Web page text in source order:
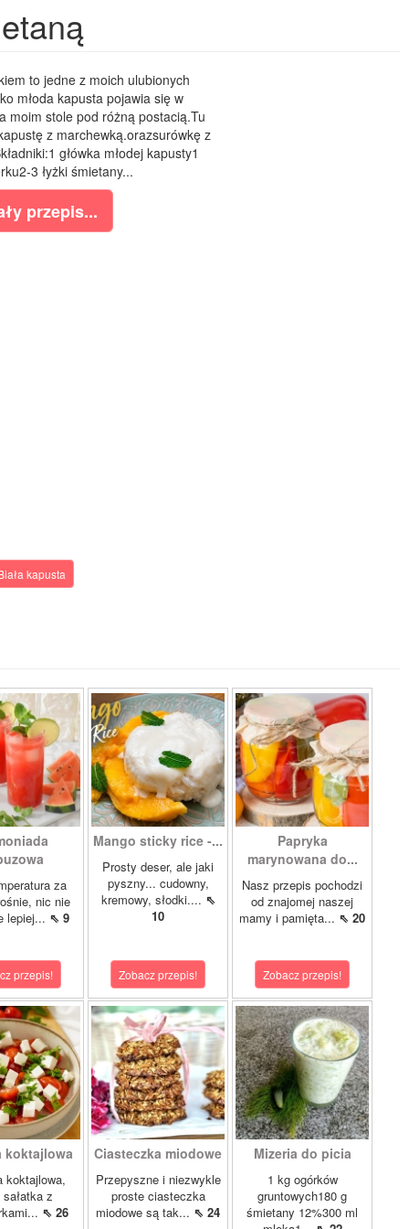
to jedne z moich ulubionych
młoda kapusta pojawia się w
moim stole pod różną postacią.Tu
z marchewką.orazsurówkę z
główka młodej kapusty1
3 łyżki śmietany...
przepis...
kapusta
za
nic nie
lepiej... ⇖ 9
przepis!
Mango sticky rice -...
Prosty deser, ale jaki
pyszny... cudowny,
kremowy, słodki.... ⇖
10
Zobacz przepis!
Papryka
marynowana do...
Nasz przepis pochodzi
od znajomej naszej
mamy i pamięta... ⇖ 20
Zobacz przepis!
koktajlowa
koktajlowa,
z
⇖ 26
Ciasteczka miodowe
Przepyszne i niezwykle
proste ciasteczka
miodowe są tak... ⇖ 24
Mizeria do picia
1 kg ogórków
gruntowych180 g
śmietany 12%300 ml